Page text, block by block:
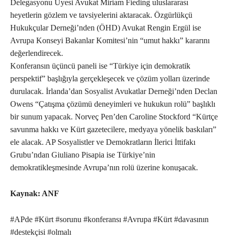
Delegasyonu Üyesi Avukat Miriam Fieding uluslararası
heyetlerin gözlem ve tavsiyelerini aktaracak. Özgürlükçü
Hukukçular Derneği’nden (ÖHD) Avukat Rengin Ergül ise
Avrupa Konseyi Bakanlar Komitesi’nin “umut hakkı” kararını
değerlendirecek.
Konferansın üçüncü paneli ise “Türkiye için demokratik
perspektif” başlığıyla gerçekleşecek ve çözüm yolları üzerinde
durulacak. İrlanda’dan Sosyalist Avukatlar Derneği’nden Declan
Owens “Çatışma çözümü deneyimleri ve hukukun rolü” başlıklı
bir sunum yapacak. Norveç Pen’den Caroline Stockford “Kürtçe
savunma hakkı ve Kürt gazetecilere, medyaya yönelik baskıları”
ele alacak. AP Sosyalistler ve Demokratların İlerici İttifakı
Grubu’ndan Giuliano Pisapia ise Türkiye’nin
demokratikleşmesinde Avrupa’nın rolü üzerine konuşacak.
Kaynak: ANF
#APde #Kürt #sorunu #konferansı #Avrupa #Kürt #davasının
#destekçisi #olmalı